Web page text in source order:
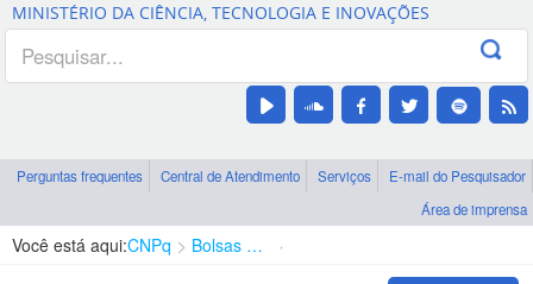
Canais
MINISTÉRIO DA CIÊNCIA, TECNOLOGIA E INOVAÇÕES
Perguntas frequentes Central de Atendimento Serviços
E-mail do Pesquisador
Área de imprensa
Você está aqui:CNPq Bolsas e Auxílios Vigentes